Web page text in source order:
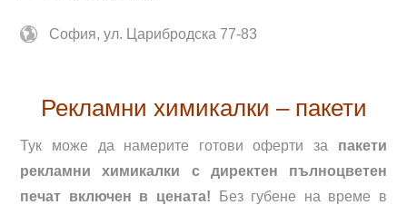
София, ул. Царибродска 77-83
Рекламни химикалки – пакети
Тук може да намерите готови оферти за пакети
рекламни химикалки с директен пълноцветен
печат включен в цената! Без губене на време в